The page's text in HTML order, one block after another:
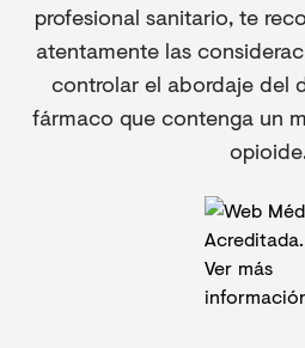
profesional sanitario, te
atentamente las
controlar el abordaje del
fármaco que contenga un